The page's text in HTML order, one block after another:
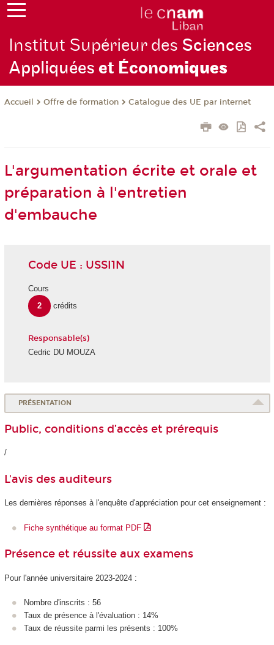
Institut Supérieur des Sciences
Appliquéeset Économiques
Accueil Offre de formation Catalogue des UE par internet
L'argumentation écrite et orale et
préparation à l'entretien
d'embauche
Code UE : USSI1N
Cours
2
crédits
Responsable(s)
Cedric DU MOUZA
PRÉSENTATION
Public, conditions d’accès et prérequis
/
L'avis des auditeurs
Les dernières réponses à l'enquête d'appréciation pour cet enseignement :
Fiche synthétique au format PDF
Présence et réussite aux examens
Pour l'année universitaire 2023-2024 :
Nombre d'inscrits : 56
Taux de présence à l'évaluation : 14%
Taux de réussite parmi les présents : 100%